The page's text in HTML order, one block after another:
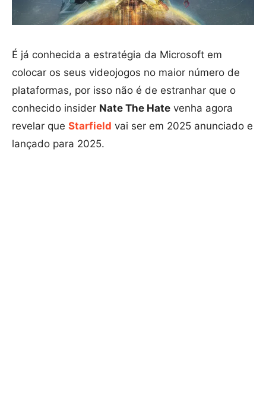
É já conhecida a estratégia da Microsoft em
colocar os seus videojogos no maior número de
plataformas, por isso não é de estranhar que o
conhecido insider Nate The Hate venha agora
revelar que Starfield vai ser em 2025 anunciado e
lançado para 2025.